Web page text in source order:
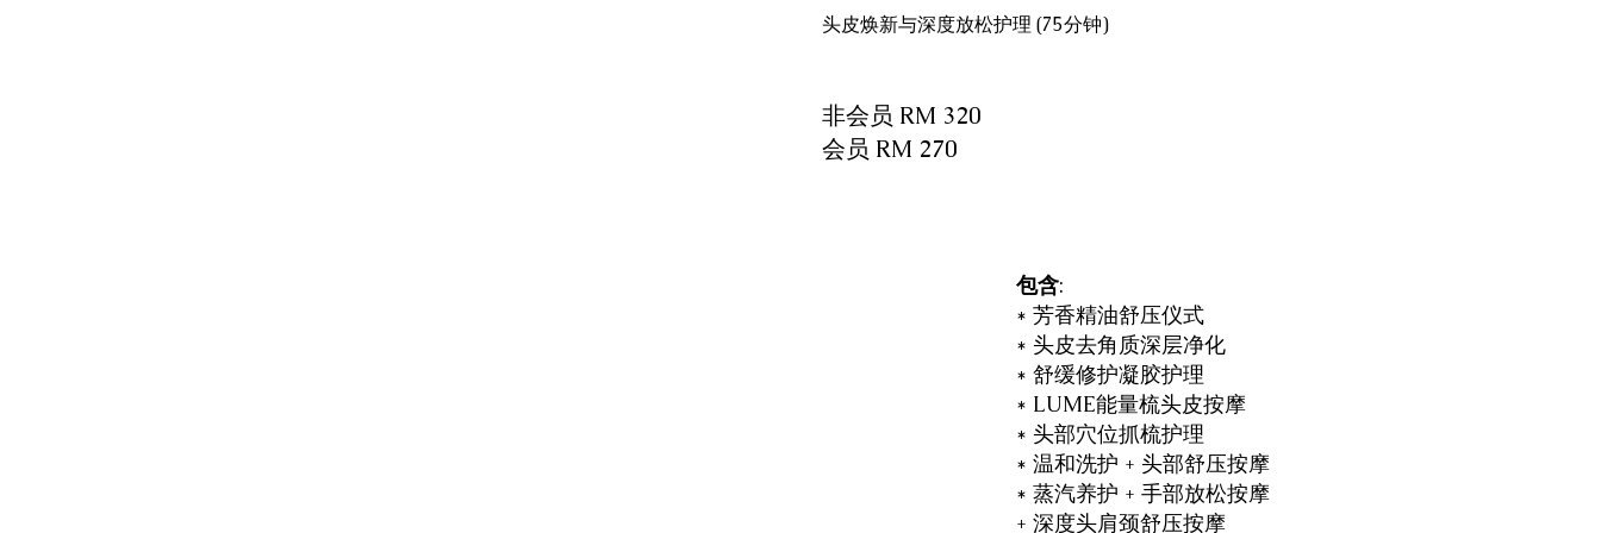
头皮焕新与深度放松护理 (75分钟)
非会员 RM 320
会员 RM 270
包含:
* 芳香精油舒压仪式
* 头皮去角质深层净化
* 舒缓修护凝胶护理
* LUME能量梳头皮按摩
* 头部穴位抓梳护理
* 温和洗护 + 头部舒压按摩
* 蒸汽养护 + 手部放松按摩
+ 深度头肩颈舒压按摩